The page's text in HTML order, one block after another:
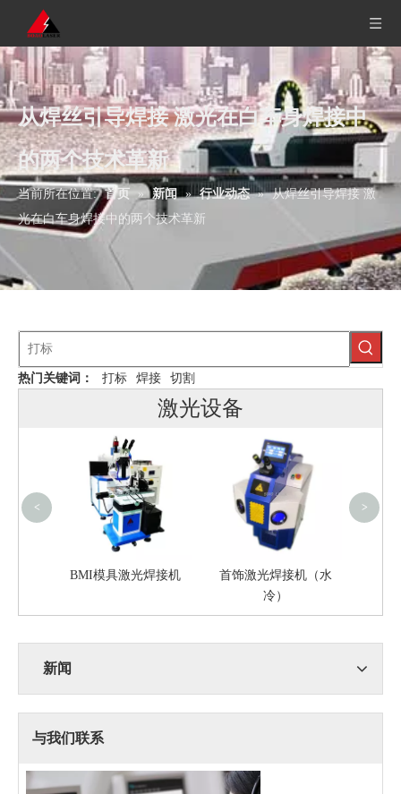
从焊丝引导焊接 激光在白车身焊接中
的两个技术革新
当前所在位置: 首页 » 新闻 » 行业动态 » 从焊丝引导焊接 激
光在白车身焊接中的两个技术革新
热门关键词： 打标 焊接 切割
激光设备
BMI模具激光焊接机
首饰激光焊接机（水
冷）
< >
新闻
与我们联系